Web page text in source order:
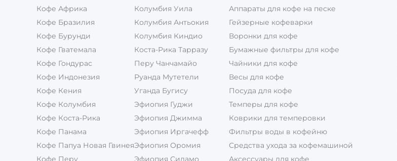
Кофе Африка
Кофе Бразилия
Кофе Бурунди
Кофе Гватемала
Кофе Гондурас
Кофе Индонезия
Кофе Кения
Кофе Колумбия
Кофе Коста-Рика
Кофе Панама
Кофе Папуа Новая Гвинея
Кофе Перу
Колумбия Уила
Колумбия Антьокия
Колумбия Киндио
Коста-Рика Тарразу
Перу Чанчамайо
Руанда Мутетели
Уганда Бугису
Эфиопия Гуджи
Эфиопия Джимма
Эфиопия Иргачефф
Эфиопия Оромия
Эфиопия Сидамо
Аппараты для кофе на песке
Гейзерные кофеварки
Воронки для кофе
Бумажные фильтры для кофе
Чайники для кофе
Весы для кофе
Посуда для кофе
Темперы для кофе
Коврики для темперовки
Фильтры воды в кофейню
Средства ухода за кофемашиной
Аксессуары для кофе